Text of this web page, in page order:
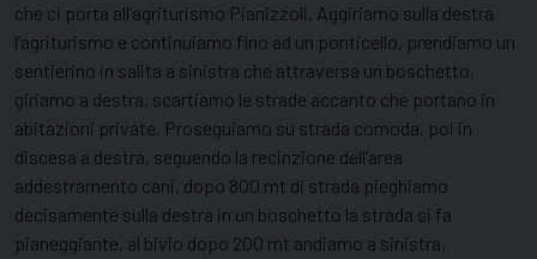
che ci porta all’agriturismo Pianizzoli. Aggiriamo sulla destra
l’agriturismo e continuiamo fino ad un ponticello, prendiamo un
sentierino in salita a sinistra che attraversa un boschetto,
giriamo a destra, scartiamo le strade accanto che portano in
abitazioni private. Proseguiamo su strada comoda, poi in
discesa a destra, seguendo la recinzione dell’area
addestramento cani, dopo 800 mt di strada pieghiamo
decisamente sulla destra in un boschetto la strada si fa
pianeggiante, al bivio dopo 200 mt andiamo a sinistra,